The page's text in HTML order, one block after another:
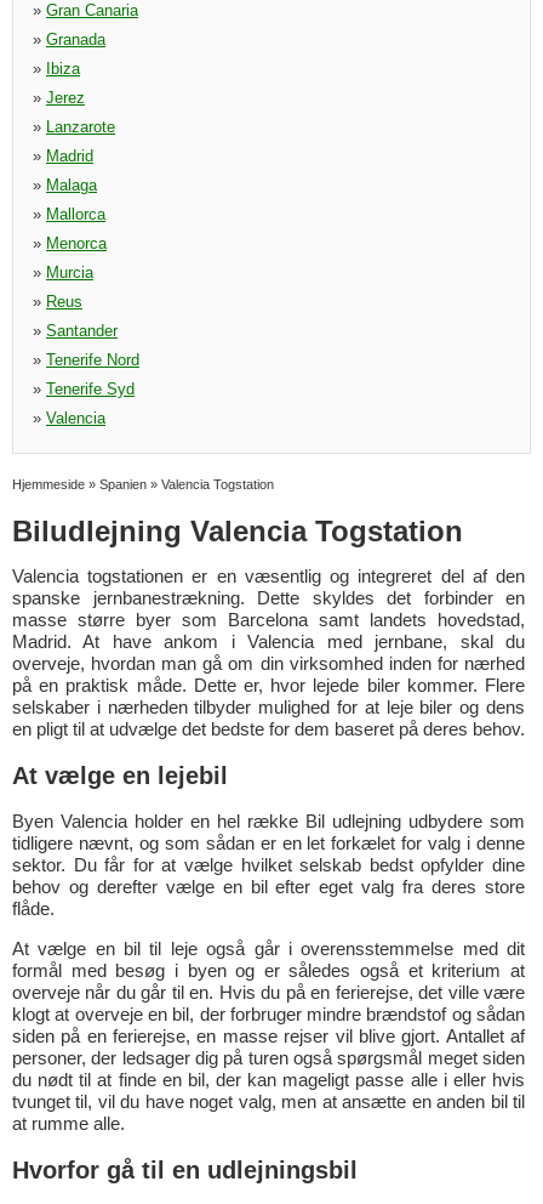
» Gran Canaria
» Granada
»
Ibiza
» Jerez
» Lanzarote
» Madrid
» Malaga
» Mallorca
» Menorca
» Murcia
» Reus
» Santander
» Tenerife Nord
» Tenerife Syd
» Valencia
Hjemmeside » Spanien » Valencia Togstation
Biludlejning Valencia Togstation
Valencia togstationen er en væsentlig og integreret del af den
spanske jernbanestrækning. Dette skyldes det forbinder en
masse større byer som Barcelona samt landets hovedstad,
Madrid. At have ankom i Valencia med jernbane, skal du
overveje, hvordan man gå om din virksomhed inden for nærhed
på en praktisk måde. Dette er, hvor lejede biler kommer. Flere
selskaber i nærheden tilbyder mulighed for at leje biler og dens
en pligt til at udvælge det bedste for dem baseret på deres behov.
At vælge en lejebil
Byen Valencia holder en hel række Bil udlejning udbydere som
tidligere nævnt, og som sådan er en let forkælet for valg i denne
sektor. Du får for at vælge hvilket selskab bedst opfylder dine
behov og derefter vælge en bil efter eget valg fra deres store
flåde.
At vælge en bil til leje også går i overensstemmelse med dit
formål med besøg i byen og er således også et kriterium at
overveje når du går til en. Hvis du på en ferierejse, det ville være
klogt at overveje en bil, der forbruger mindre brændstof og sådan
siden på en ferierejse, en masse rejser vil blive gjort. Antallet af
personer, der ledsager dig på turen også spørgsmål meget siden
du nødt til at finde en bil, der kan mageligt passe alle i eller hvis
tvunget til, vil du have noget valg, men at ansætte en anden bil til
at rumme alle.
Hvorfor gå til en udlejningsbil